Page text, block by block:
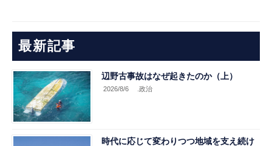
最新記事
辺野古事故はなぜ起きたのか（上）
2026/8/6 .政治
時代に応じて変わりつつ地域を支え続け